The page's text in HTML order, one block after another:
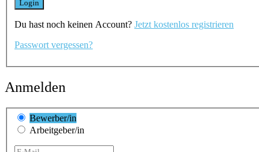
Du hast noch keinen Account? Jetzt kostenlos registrieren
Passwort vergessen?
Anmelden
Bewerber/in
Arbeitgeber/in